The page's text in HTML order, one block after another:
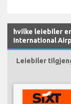
hvilke leiebiler
International
Leiebiler